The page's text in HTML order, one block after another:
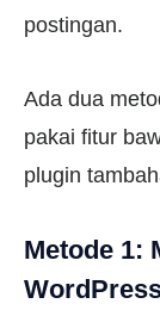
postingan.
Ada dua
pakai fitur
plugin
Metode 1: